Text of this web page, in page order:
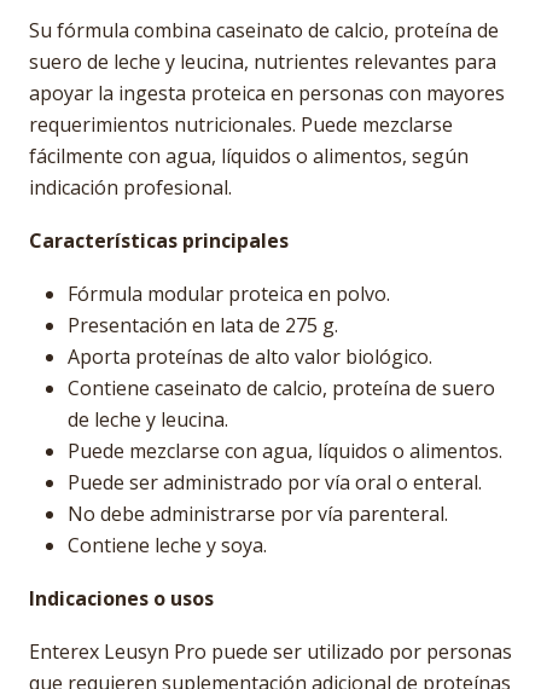
Su fórmula combina caseinato de calcio, proteína de
suero de leche y leucina, nutrientes relevantes para
apoyar la ingesta proteica en personas con mayores
requerimientos nutricionales. Puede mezclarse
fácilmente con agua, líquidos o alimentos, según
indicación profesional.
Características principales
Fórmula modular proteica en polvo.
Presentación en lata de 275 g.
Aporta proteínas de alto valor biológico.
Contiene caseinato de calcio, proteína de suero
de leche y leucina.
Puede mezclarse con agua, líquidos o alimentos.
Puede ser administrado por vía oral o enteral.
No debe administrarse por vía parenteral.
Contiene leche y soya.
Indicaciones o usos
Enterex Leusyn Pro puede ser utilizado por personas
que requieren suplementación adicional de proteínas